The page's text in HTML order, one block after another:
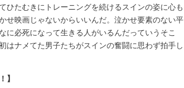
ひたむきにトレーニングを続けるスインの姿に心も
せ映画じゃないからいいんだ。泣かせ要素のない平
に必死になって生きる人がいるんだっていうそこ
はナメてた男子たちがスインの奮闘に思わず拍手し
】